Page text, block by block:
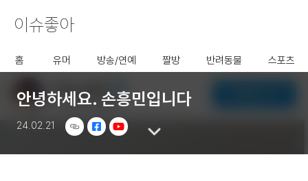
사용할 공유 링크를 선택 해 주
이슈좋아
홈 유머 방송/연예 짤방 반려동물 스포츠
안녕하세요. 손흥민입니다
24.02.21